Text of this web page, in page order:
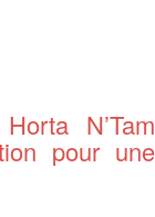
N’Tam
pour une